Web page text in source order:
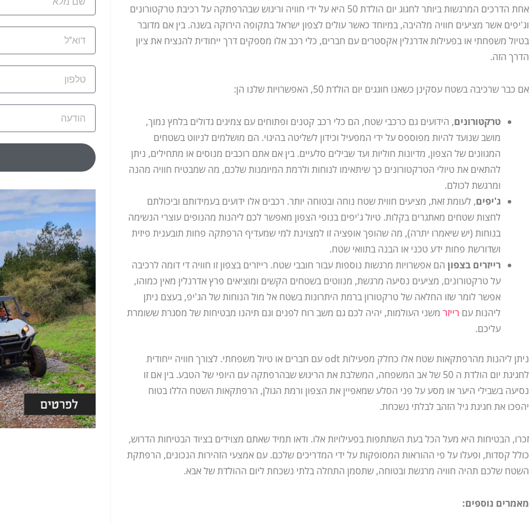
אחת הדרכים המרגשות ביותר לחגוג יום הולדת 50 היא על ידי חוויה וריגוש שבהרפתקה על רכיבת טרקטורונים
וג'יפים אשר מציעים חוויה מלהיבה, במיוחד כאשר עולים לצפון ישראל בתקופה הירוקה בשנה. בין אם מדובר
בטיול משפחתי או בפעילות אדרנלין אקסטרים עם חברים, כלי רכב אלו מספקים דרך ייחודית להנציח את ציון
הדרך הזה.
אם כבר שרכיבה בשטח עסקינן כשאנו חוגגים יום הולדת 50, האפשרויות שלנו הן:
טרקטורונים, הידועים גם כרכבי שטח, הם כלי רכב קטנים ופתוחים עם צמיגים גדולים בלחץ נמוך,
מושב שנועד להיות מפוספס על ידי המפעיל וכידון לשליטה בהיגוי. הם מושלמים לניווט בשטחים
המגוונים של הצפון, מדיונות חוליות ועד שבילים סלעיים. בין אם אתם רוכבים מנוסים או מתחילים, ניתן
להתאים את טיולי הטרקטורונים כך שיתאימו לנוחות ולרמת המיומנות שלכם, מה שמבטיח חוויה מהנה
ומרגשת לכולם.
ג'יפים, לעומת זאת, מציעים חווית שטח נוחה ובטוחה יותר. רכבים אלו ידועים בעמידותם וביכולתם
לחצות שטחים מאתגרים בקלות. טיול ג'יפים בנופי הצפון מאפשר לכם ליהנות מהנופים עוצרי הנשימה
בנוחות (יש שיאמרו יתרה), מה שהופך אופציה זו למצוינת למי שמעדיף הרפתקה פחות תובענית פיזית
ושדורשת פחות ידע טכני או הבנה בתוואי שטח.
רייזרים בצפון הם אפשרויות מרגשות נוספות עבור חובבי שטח. רייזרים בצפון זו חוויה די דומה לרכיבה
על טרקטורונים, מציעים נסיעה מרגשת, מנווטים בשטחים הקשים ומוציאים פרץ אדרנלין מאין כמוהו,
אפשר לומר שזו החלאה של טרקטורון ברמת היתרונות בשטח אל מול הנוחות של הג'יפ, בעצם ניתן
ליהנות עם רייזר משני העולמות, יהיה לכם גם משב רוח לפנים וגם תיהנו מבטיחות של מסגרת ששומרת
עליכם.
ניתן ליהנות מהרפתקאות שטח אלו כחלק מפעילות odt עם חברים או טיול משפחתי. לצורך חוויה ייחודית
לחגיגת יום הולדת ה 50 של אב המשפחה, המשלבת את הריגוש שבהרפתקה עם היופי של הטבע. בין אם זו
נסיעה בשבילי היער או מסע על פני הסלע שמאפיין את הצפון ורמת הגולן, הרפתקאות השטח הללו בטוח
יהפכו את חגיגת גיל הזהב לבלתי נשכחת.
זכרו, הבטיחות היא מעל הכל בעת השתתפות בפעילויות אלו. ודאו תמיד שאתם מצוידים בציוד הבטיחות הדרוש,
כולל קסדות, ופעלו על פי ההוראות המסופקות על ידי המדריכים שלכם. עם אמצעי הזהירות הנכונים, הרפתקת
השטח שלכם תהיה חוויה מרגשת ובטוחה, שתסמן התחלה בלתי נשכחת ליום ההולדת של אבא.
מאמרים נוספים:
מלא
טלפון